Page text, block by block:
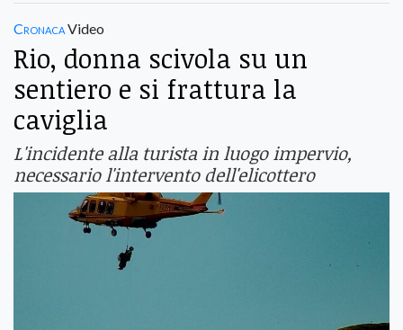
CronacaVideo
Rio, donna scivola su un
sentiero e si frattura la
caviglia
L'incidente alla turista in luogo impervio,
necessario l'intervento dell'elicottero